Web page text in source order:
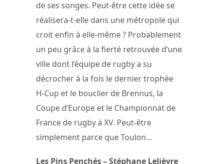
de ses songes. Peut-être cette idée se
réalisera-t-elle dans une métropole qui
croit enfin à elle-même ? Probablement
un peu grâce à la fierté retrouvée d’une
ville dont l’équipe de rugby a su
décrocher à la fois le dernier trophée
H-Cup et le bouclier de Brennus, la
Coupe d’Europe et le Championnat de
France de rugby à XV. Peut-être
simplement parce que Toulon…
Les Pins Penchés – Stéphane Lelièvre